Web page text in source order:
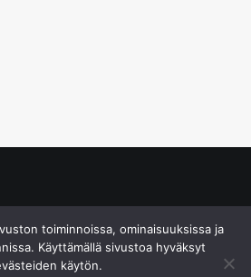
toiminnoissa, ominaisuuksissa ja
Käyttämällä sivustoa hyväksyt
käytön.